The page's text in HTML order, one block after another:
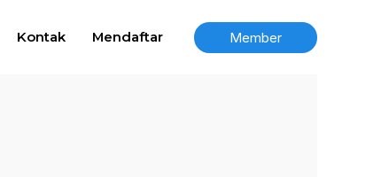
Kontak Mendaftar Member